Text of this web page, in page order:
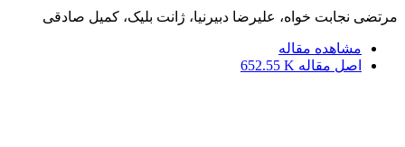
مرتضی نجابت خواه، علیرضا دبیرنیا، ژانت بلیک، کمیل صادقی
مشاهده مقاله
اصل مقاله 652.55 K